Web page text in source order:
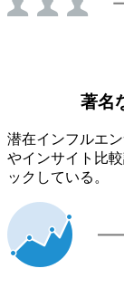
著名
潜在インフルエ
やインサイト比
ックしている。